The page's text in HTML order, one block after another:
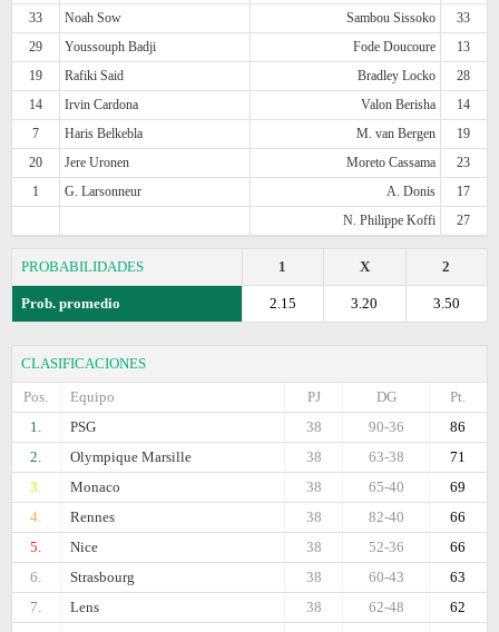
33
Noah Sow Sambou Sissoko
33
29
Youssouph Badji Fode Doucoure
13
19
Rafiki Said Bradley Locko
28
14
Irvin Cardona Valon Berisha
14
7
Haris Belkebla M. van Bergen
19
20
Jere Uronen Moreto Cassama
23
1
G. Larsonneur A. Donis
17
N. Philippe Koffi
27
PROBABILIDADES 2
X
1
Prob. promedio 3.50
3.20
2.15
CLASIFICACIONES
Pos.
Equipo Pt.
DG
PJ
1.
PSG 86
90-36
38
2.
Olympique Marsille 71
63-38
38
3.
Monaco 69
65-40
38
4.
Rennes 66
82-40
38
5.
Nice 66
52-36
38
6.
Strasbourg 63
60-43
38
7.
Lens 62
62-48
38